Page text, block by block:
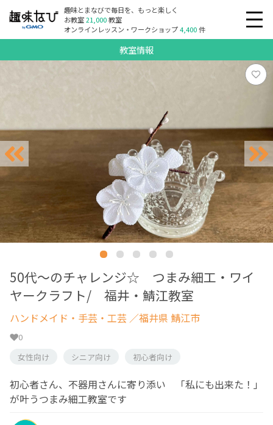
趣味とまなびで毎日を、もっと楽しく
お教室21,000教室
オンラインレッスン・ワークショップ4,400件
教室情報
50代～のチャレンジ☆ つまみ細工・ワイ
ヤークラフト/ 福井・鯖江教室
ハンドメイド・手芸・工芸 ／福井県 鯖江市
0
女性向け
シニア向け 初心者向け
初心者さん、不器用さんに寄り添い 「私にも出来た！」
が叶うつまみ細工教室です